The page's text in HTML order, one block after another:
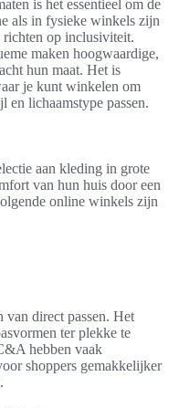
is het essentieel om de
als in fysieke winkels zijn
richten op inclusiviteit.
maken hoogwaardige,
hun maat. Het is
je kunt winkelen om
lichaamstype passen.
aan kleding in grote
van hun huis door een
online winkels zijn
van direct passen. Het
ter plekke te
hebben vaak
shoppers gemakkelijker